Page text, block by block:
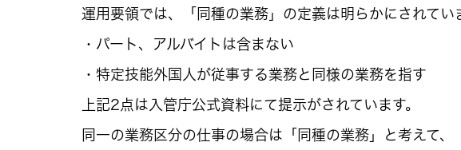
運用要領では、「同種の業務」の定義は明らかにされてい
・パート、アルバイトは含まない
・特定技能外国人が従事する業務と同様の業務を指す
上記2点は入管庁公式資料にて提示がされています。
同一の業務区分の仕事の場合は「同種の業務」と考えて